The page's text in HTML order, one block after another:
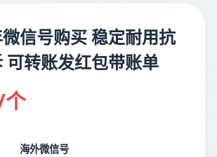
信号购买 稳定耐用抗
可转账发红包带账单
海外微信号